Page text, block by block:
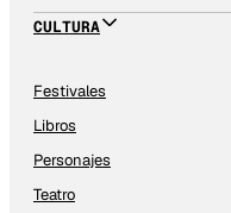
CULTURA
Festivales
Libros
Personajes
Teatro